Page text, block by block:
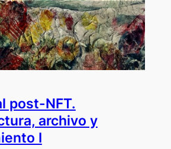
post-NFT.
archivo y
I